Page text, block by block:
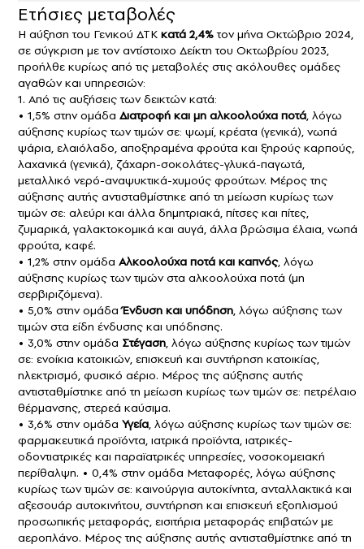
Ετήσιες μεταβολές
Η αύξηση του Γενικού ΔΤΚ κατά 2,4%τον μήνα Οκτώβριο 2024,
σε σύγκριση με τον αντίστοιχο Δείκτη του Οκτωβρίου 2023,
προήλθε κυρίως από τις μεταβολές στις ακόλουθες ομάδες
αγαθών και υπηρεσιών:
1. Από τις αυξήσεις των δεικτών κατά:
• 1,5% στην ομάδα Διατροφή και μη αλκοολούχα ποτά, λόγω
αύξησης κυρίως των τιμών σε: ψωμί, κρέατα (γενικά), νωπά
ψάρια, ελαιόλαδο, αποξηραμένα φρούτα και ξηρούς καρπούς,
λαχανικά (γενικά), ζάχαρη-σοκολάτες-γλυκά-παγωτά,
μεταλλικό νερό-αναψυκτικά-χυμούς φρούτων. Μέρος της
αύξησης αυτής αντισταθμίστηκε από τη μείωση κυρίως των
τιμών σε: αλεύρι και άλλα δημητριακά, πίτσες και πίτες,
ζυμαρικά, γαλακτοκομικά και αυγά, άλλα βρώσιμα έλαια, νωπά
φρούτα, καφέ.
• 1,2% στην ομάδα Αλκοολούχα ποτά και καπνός, λόγω
αύξησης κυρίως των τιμών στα αλκοολούχα ποτά (μη
σερβιριζόμενα).
• 5,0% στην ομάδαΈνδυση και υπόδηση, λόγω αύξησης των
τιμών στα είδη ένδυσης και υπόδησης.
• 3,0% στην ομάδα Στέγαση, λόγω αύξησης κυρίως των τιμών
σε: ενοίκια κατοικιών, επισκευή και συντήρηση κατοικίας,
ηλεκτρισμό, φυσικό αέριο. Μέρος της αύξησης αυτής
αντισταθμίστηκε από τη μείωση κυρίως των τιμών σε: πετρέλαιο
θέρμανσης, στερεά καύσιμα.
• 3,6% στην ομάδα Υγεία, λόγω αύξησης κυρίως των τιμών σε:
φαρμακευτικά προϊόντα, ιατρικά προϊόντα, ιατρικές-
οδοντιατρικές και παραϊατρικές υπηρεσίες, νοσοκομειακή
περίθαλψη. • 0,4% στην ομάδα Μεταφορές, λόγω αύξησης
κυρίως των τιμών σε: καινούργια αυτοκίνητα, ανταλλακτικά και
αξεσουάρ αυτοκινήτου, συντήρηση και επισκευή εξοπλισμού
προσωπικής μεταφοράς, εισιτήρια μεταφοράς επιβατών με
αεροπλάνο. Μέρος της αύξησης αυτής αντισταθμίστηκε από τη